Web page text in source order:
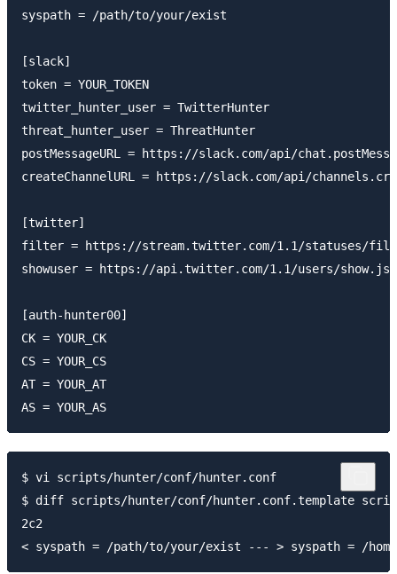
syspath = /path/to/your/exist
[slack]
token = YOUR_TOKEN
twitter_hunter_user = TwitterHunter
threat_hunter_user = ThreatHunter
postMessageURL = https://slack.com/api/
createChannelURL = https://slack.com/api/
[twitter]
filter = https://stream.twitter.com/1.1/statuses/
showuser = https://api.twitter.com/1.1/users/
[auth-hunter00]
CK = YOUR_CK
CS = YOUR_CS
AT = YOUR_AT
$ vi scripts/hunter/conf/hunter.conf
$ diff scripts/hunter/conf/hunter.conf.template
2c2